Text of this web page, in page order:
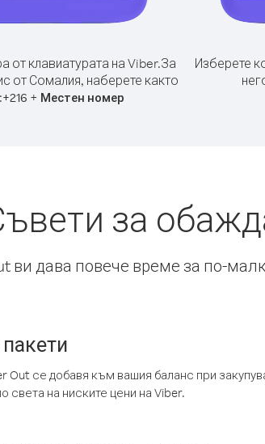
от клавиатурата на Viber.За
от Сомалия, наберете както
+216 + Местен номер
Изберете
за
ви дава повече време за по-
Out се добавя към вашия баланс при
света на ниските цени на Viber.